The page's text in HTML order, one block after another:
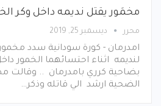
مخمَور يقتل نديمه داخل وكر
محرر ديسمبر 25, 2019
امدرمان - كورة سودانية سدد
لنديمه اثناء احتسائهما الخمور
بضاحية كرري بامدرمان .. وقالت
الضحية ارشد الي قاتله وذكر…